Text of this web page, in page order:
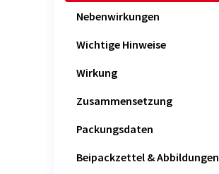
Nebenwirkungen
Wichtige Hinweise
Wirkung
Zusammensetzung
Packungsdaten
Beipackzettel & Abbildungen